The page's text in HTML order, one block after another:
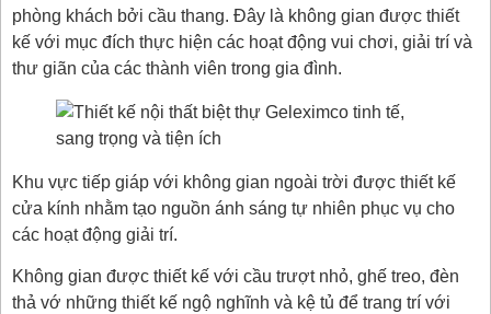
phòng khách bởi cầu thang. Đây là không gian được thiết
kế với mục đích thực hiện các hoạt động vui chơi, giải trí và
thư giãn của các thành viên trong gia đình.
Khu vực tiếp giáp với không gian ngoài trời được thiết kế
cửa kính nhằm tạo nguồn ánh sáng tự nhiên phục vụ cho
các hoạt động giải trí.
Không gian được thiết kế với cầu trượt nhỏ, ghế treo, đèn
thả vớ những thiết kế ngộ nghĩnh và kệ tủ để trang trí với